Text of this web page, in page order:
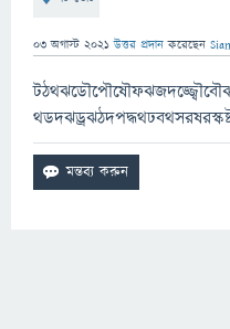
03 অগাস্ট 2021 উত্তর প্রদান করেছেন